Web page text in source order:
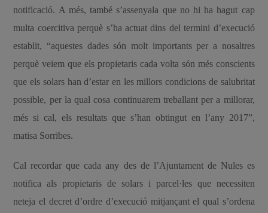
notificació. A més, també s’assenyala que no hi ha hagut cap
multa coercitiva perquè s’ha actuat dins del termini d’execució
establit, “aquestes dades són molt importants per a nosaltres
perquè veiem que els propietaris cada volta són més conscients
que els solars han d’estar en les millors condicions de salubritat
possible, per la qual cosa continuarem treballant per a millorar,
més si cal, els resultats que s’han obtingut en l’any 2017”,
matisa Sorribes.
Cal recordar que cada any des de l’Ajuntament de Nules es
notifica als propietaris de solars i parcel·les que necessiten
neteja el decret d’ordre d’execució mitjançant el qual s’ordena